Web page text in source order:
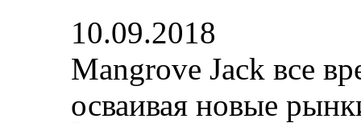
10.09.2018
Mangrove Jack все
осваивая новые